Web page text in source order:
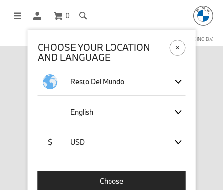
0
COMPRAS EN LÍNEA OPERADAS POR STICHD SPORTSMERCHANDISING B.V.
CHOOSE YOUR LOCATION
AND LANGUAGE
Resto Del Mundo
English
$ USD
Choose